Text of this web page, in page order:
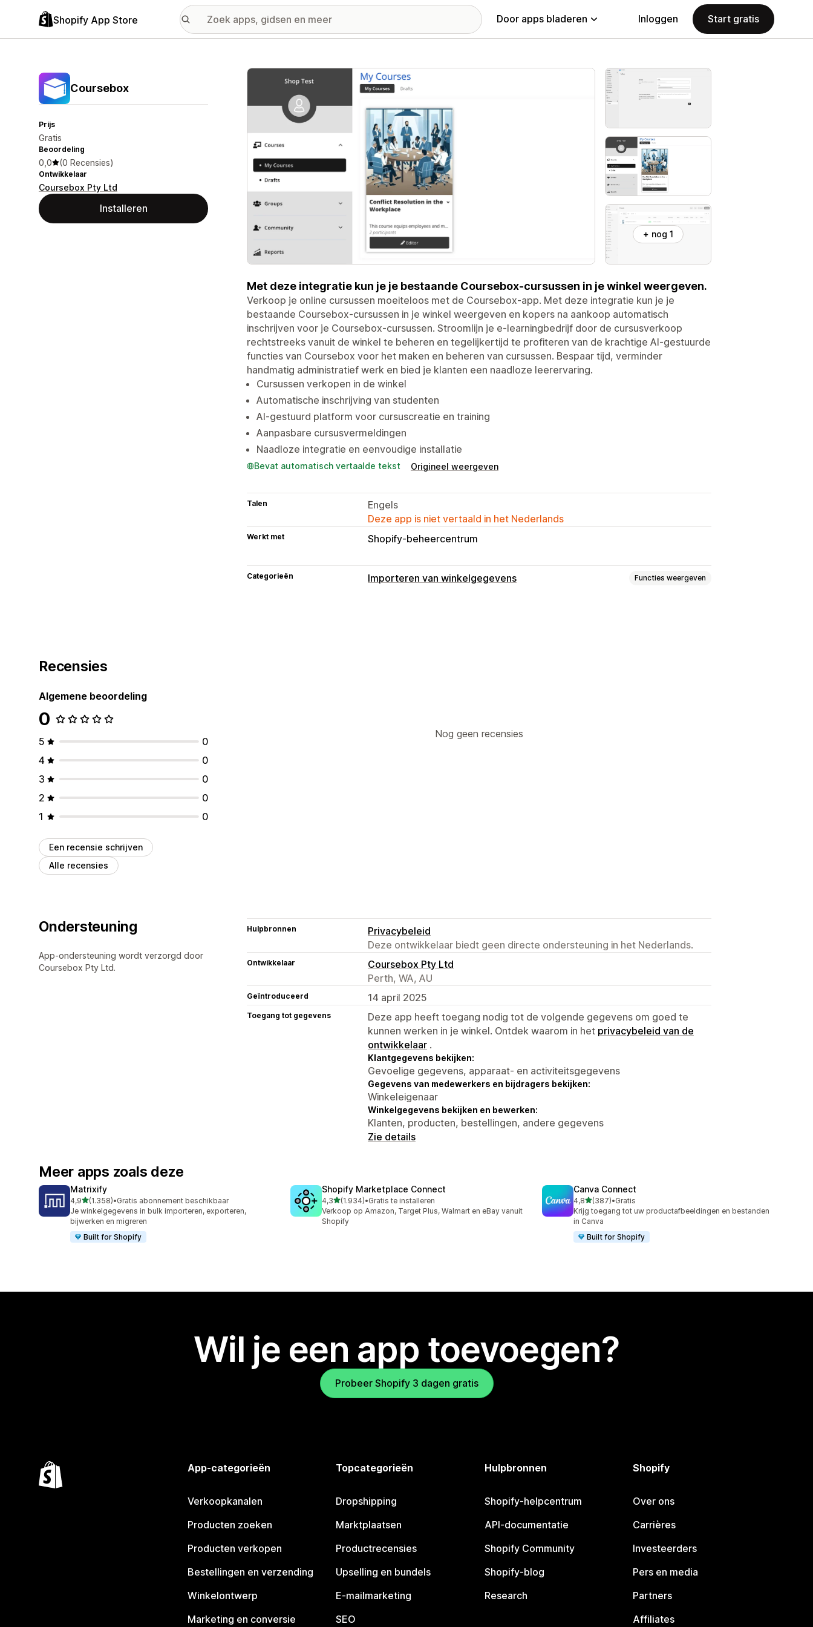
Shopify App Store Door apps bladeren Inloggen Start gratis
Coursebox
Prijs
Gratis
Beoordeling
0,0 (0 Recensies)
Ontwikkelaar
Coursebox Pty Ltd
Installeren
Galerij met uitgelichte afbeeldingen
+ nog 1
Met deze integratie kun je je bestaande Coursebox-cursussen in je winkel weergeven.
Verkoop je online cursussen moeiteloos met de Coursebox-app. Met deze integratie kun je je
bestaande Coursebox-cursussen in je winkel weergeven en kopers na aankoop automatisch
inschrijven voor je Coursebox-cursussen. Stroomlijn je e-learningbedrijf door de cursusverkoop
rechtstreeks vanuit de winkel te beheren en tegelijkertijd te profiteren van de krachtige AI-gestuurde
functies van Coursebox voor het maken en beheren van cursussen. Bespaar tijd, verminder
handmatig administratief werk en bied je klanten een naadloze leerervaring.
Cursussen verkopen in de winkel
Automatische inschrijving van studenten
AI-gestuurd platform voor cursuscreatie en training
Aanpasbare cursusvermeldingen
Naadloze integratie en eenvoudige installatie
Bevat automatisch vertaalde tekst Origineel weergeven
Talen
Engels
Deze app is niet vertaald in het Nederlands
Werkt met Shopify-beheercentrum
Categorieën Importeren van winkelgegevens Functies weergeven
Recensies
Algemene beoordeling
0
5
0
4
0
3
0
2
0
1
0
Een recensie schrijven
Alle recensies
Nog geen recensies
Ondersteuning
App-ondersteuning wordt verzorgd door
Coursebox Pty Ltd.
Hulpbronnen
Privacybeleid
Deze ontwikkelaar biedt geen directe ondersteuning in het Nederlands.
Ontwikkelaar
Coursebox Pty Ltd
Perth, WA, AU
Geïntroduceerd 14 april 2025
Toegang tot gegevens
Deze app heeft toegang nodig tot de volgende gegevens om goed te
kunnen werken in je winkel. Ontdek waarom in het privacybeleid van de
ontwikkelaar .
Klantgegevens bekijken:
Gevoelige gegevens, apparaat- en activiteitsgegevens
Gegevens van medewerkers en bijdragers bekijken:
Winkeleigenaar
Winkelgegevens bekijken en bewerken:
Klanten, producten, bestellingen, andere gegevens
Zie details
Meer apps zoals deze
Matrixify
4,9van 5 sterren
(1.358)
1358 recensies in totaal
•Gratis abonnement beschikbaar
Je winkelgegevens in bulk importeren, exporteren,
bijwerken en migreren
Built for Shopify
Shopify Marketplace Connect
4,3van 5 sterren
(1.934)
1934 recensies in totaal
•Gratis te installeren
Verkoop op Amazon, Target Plus, Walmart en eBay vanuit
Shopify
Canva Connect
4,8van 5 sterren
(387)
387 recensies in totaal
•Gratis
Krijg toegang tot uw productafbeeldingen en bestanden
in Canva
Built for Shopify
Wil je een app toevoegen?
Probeer Shopify 3 dagen gratis
App-categorieën
Verkoopkanalen
Producten zoeken
Producten verkopen
Bestellingen en verzending
Winkelontwerp
Marketing en conversie
Topcategorieën
Dropshipping
Marktplaatsen
Productrecensies
Upselling en bundels
E-mailmarketing
SEO
Hulpbronnen
Shopify-helpcentrum
API-documentatie
Shopify Community
Shopify-blog
Research
Shopify
Over ons
Carrières
Investeerders
Pers en media
Partners
Affiliates